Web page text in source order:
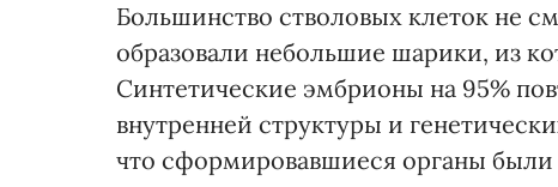
Большинство стволовых клеток не
образовали небольшие шарики, из
Синтетические эмбрионы на 95%
внутренней структуры и
что сформировавшиеся органы